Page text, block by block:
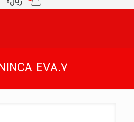
EVA.7